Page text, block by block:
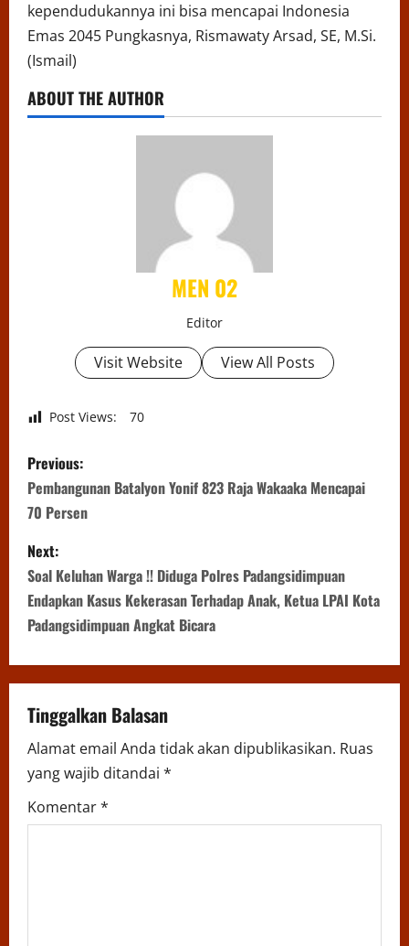
kependudukannya ini bisa mencapai Indonesia
Emas 2045 Pungkasnya, Rismawaty Arsad, SE, M.Si.
(Ismail)
ABOUT THE AUTHOR
MEN 02
Editor
Visit Website View All Posts
Post Views: 70
P
o
s
t
n
v
i
g
a
t
Previous:
Pembangunan Batalyon Yonif 823 Raja Wakaaka Mencapai
70 Persen
Next:
Soal Keluhan Warga !! Diduga Polres Padangsidimpuan
Endapkan Kasus Kekerasan Terhadap Anak, Ketua LPAI Kota
Padangsidimpuan Angkat Bicara
Tinggalkan Balasan
Alamat email Anda tidak akan dipublikasikan. Ruas
yang wajib ditandai *
Komentar*